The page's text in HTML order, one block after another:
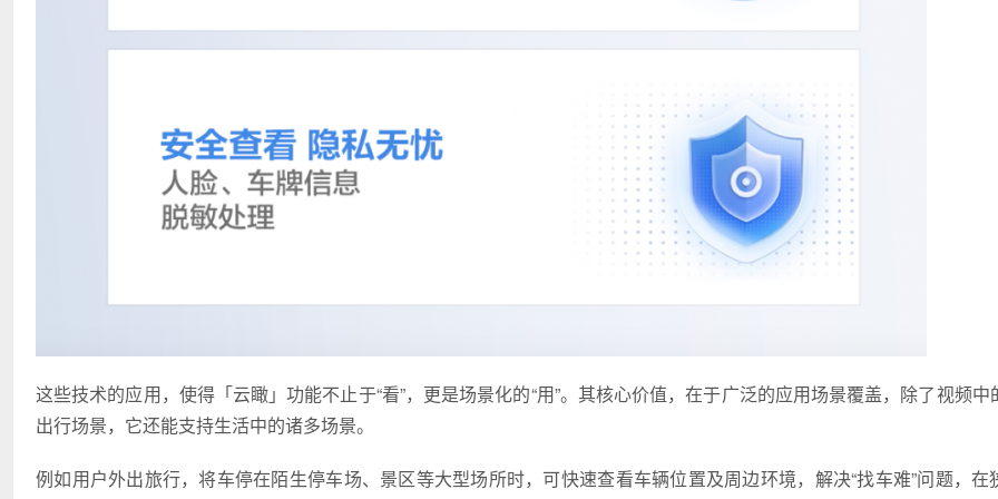
这些技术的应用，使得「云瞰」功能不止于“看”，更是场景化的“用”。其核心价值，在于广泛的应用场景覆盖，除了视频中
出行场景，它还能支持生活中的诸多场景。
例如用户外出旅行，将车停在陌生停车场、景区等大型场所时，可快速查看车辆位置及周边环境，解决“找车难”问题，在